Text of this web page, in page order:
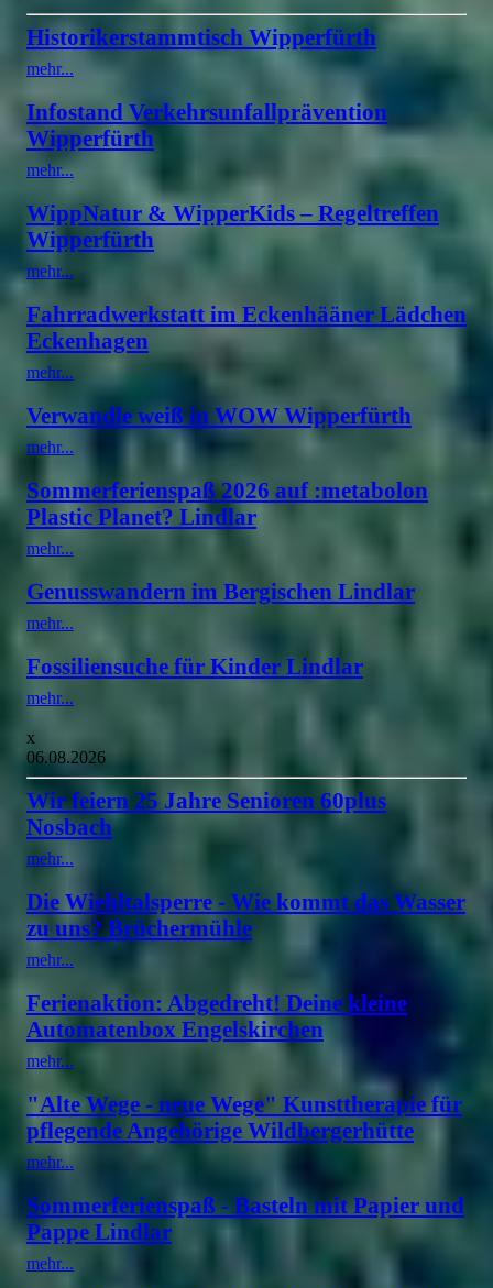
Historikerstammtisch Wipperfürth
mehr...
Infostand Verkehrsunfallprävention
Wipperfürth
mehr...
WippNatur & WipperKids – Regeltreffen
Wipperfürth
mehr...
Fahrradwerkstatt im Eckenhääner Lädchen
Eckenhagen
mehr...
Verwandle weiß in WOW Wipperfürth
mehr...
Sommerferienspaß 2026 auf :metabolon
Plastic Planet? Lindlar
mehr...
Genusswandern im Bergischen Lindlar
mehr...
Fossiliensuche für Kinder Lindlar
mehr...
x
06.08.2026
Wir feiern 25 Jahre Senioren 60plus
Nosbach
mehr...
Die Wiehltalsperre - Wie kommt das Wasser
zu uns? Brüchermühle
mehr...
Ferienaktion: Abgedreht! Deine kleine
Automatenbox Engelskirchen
mehr...
"Alte Wege - neue Wege" Kunsttherapie für
pflegende Angehörige Wildbergerhütte
mehr...
Sommerferienspaß - Basteln mit Papier und
Pappe Lindlar
mehr...